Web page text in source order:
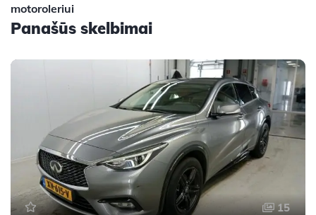
motoroleriui
Panašūs skelbimai
15